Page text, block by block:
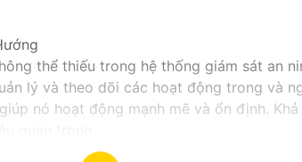
thể thiếu trong hệ thống giám sát an
lý và theo dõi các hoạt động trong và
nó hoạt động mạnh mẽ và ổn định.
và tiện lợi, đầu ghi camera hỗ trợ 2